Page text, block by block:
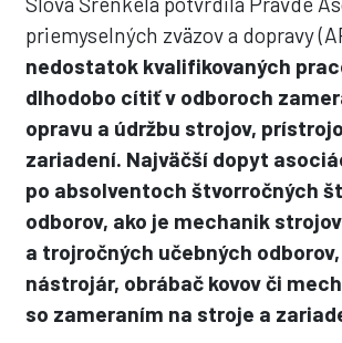
priemyselných zväzov a dopravy
nedostatok kvalifikovaných
dlhodobo cítiť v odboroch
opravu a údržbu strojov,
zariadení. Najväčší dopyt
po absolventoch štvorročných
odborov, ako je mechanik
a trojročných učebných odborov,
nástrojár, obrábač kovov či
so zameraním na stroje a